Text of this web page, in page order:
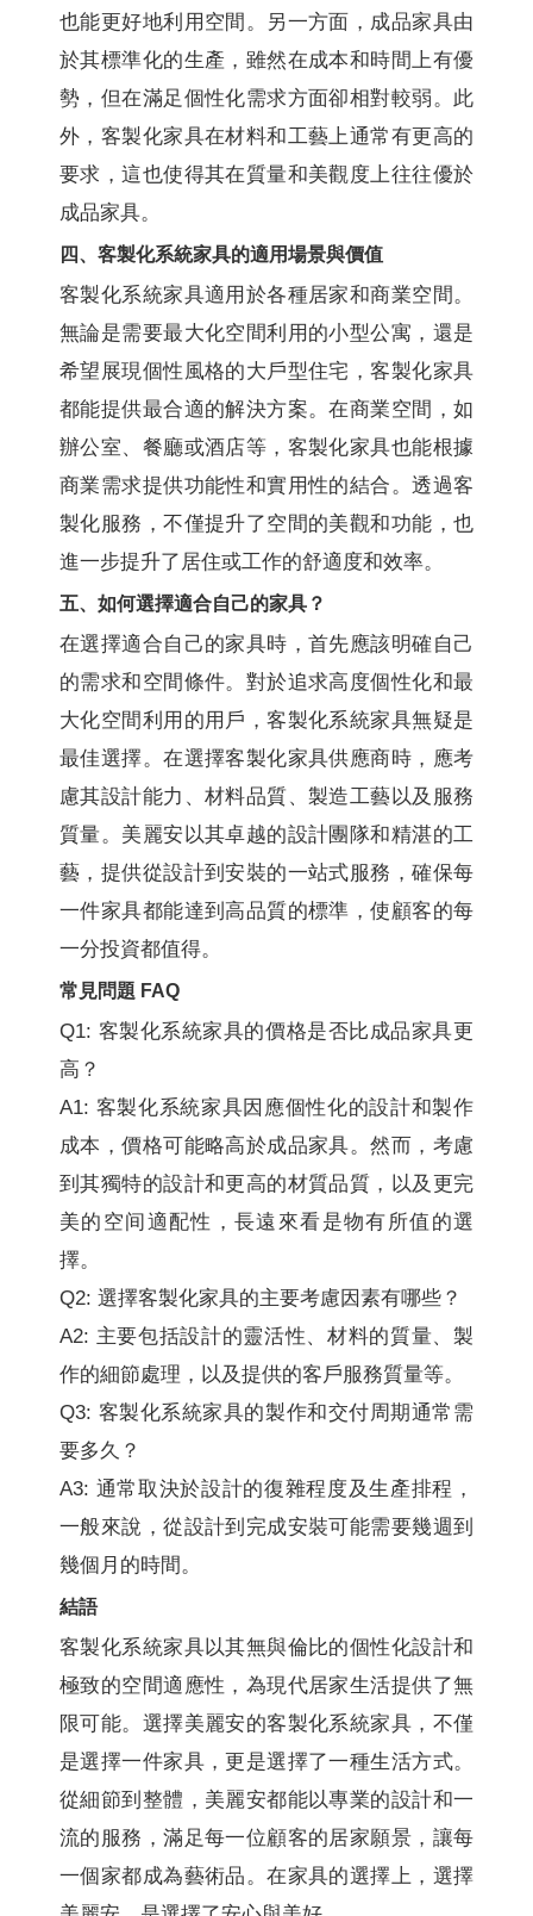
也能更好地利用空間。另一方面，成品家具由
於其標準化的生產，雖然在成本和時間上有優
勢，但在滿足個性化需求方面卻相對較弱。此
外，客製化家具在材料和工藝上通常有更高的
要求，這也使得其在質量和美觀度上往往優於
成品家具。
四、客製化系統家具的適用場景與價值
客製化系統家具適用於各種居家和商業空間。
無論是需要最大化空間利用的小型公寓，還是
希望展現個性風格的大戶型住宅，客製化家具
都能提供最合適的解決方案。在商業空間，如
辦公室、餐廳或酒店等，客製化家具也能根據
商業需求提供功能性和實用性的結合。透過客
製化服務，不僅提升了空間的美觀和功能，也
進一步提升了居住或工作的舒適度和效率。
五、如何選擇適合自己的家具？
在選擇適合自己的家具時，首先應該明確自己
的需求和空間條件。對於追求高度個性化和最
大化空間利用的用戶，客製化系統家具無疑是
最佳選擇。在選擇客製化家具供應商時，應考
慮其設計能力、材料品質、製造工藝以及服務
質量。美麗安以其卓越的設計團隊和精湛的工
藝，提供從設計到安裝的一站式服務，確保每
一件家具都能達到高品質的標準，使顧客的每
一分投資都值得。
常見問題 FAQ
Q1: 客製化系統家具的價格是否比成品家具更
高？
A1: 客製化系統家具因應個性化的設計和製作
成本，價格可能略高於成品家具。然而，考慮
到其獨特的設計和更高的材質品質，以及更完
美的空间適配性，長遠來看是物有所值的選
擇。
Q2: 選擇客製化家具的主要考慮因素有哪些？
A2: 主要包括設計的靈活性、材料的質量、製
作的細節處理，以及提供的客戶服務質量等。
Q3: 客製化系統家具的製作和交付周期通常需
要多久？
A3: 通常取決於設計的復雜程度及生產排程，
一般來說，從設計到完成安裝可能需要幾週到
幾個月的時間。
結語
客製化系統家具以其無與倫比的個性化設計和
極致的空間適應性，為現代居家生活提供了無
限可能。選擇美麗安的客製化系統家具，不僅
是選擇一件家具，更是選擇了一種生活方式。
從細節到整體，美麗安都能以專業的設計和一
流的服務，滿足每一位顧客的居家願景，讓每
一個家都成為藝術品。在家具的選擇上，選擇